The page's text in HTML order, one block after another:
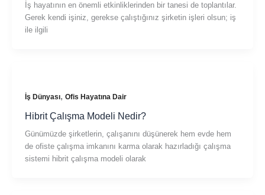
İş hayatının en önemli etkinliklerinden bir tanesi de toplantılar.
Gerek kendi işiniz, gerekse çalıştığınız şirketin işleri olsun; iş
ile ilgili
İş Dünyası, Ofis Hayatına Dair
Hibrit Çalışma Modeli Nedir?
Günümüzde şirketlerin, çalışanını düşünerek hem evde hem
de ofiste çalışma imkanını karma olarak hazırladığı çalışma
sistemi hibrit çalışma modeli olarak